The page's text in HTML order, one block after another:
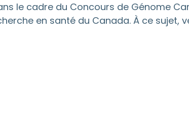
le cadre du Concours de Génome
en santé du Canada. À ce sujet,